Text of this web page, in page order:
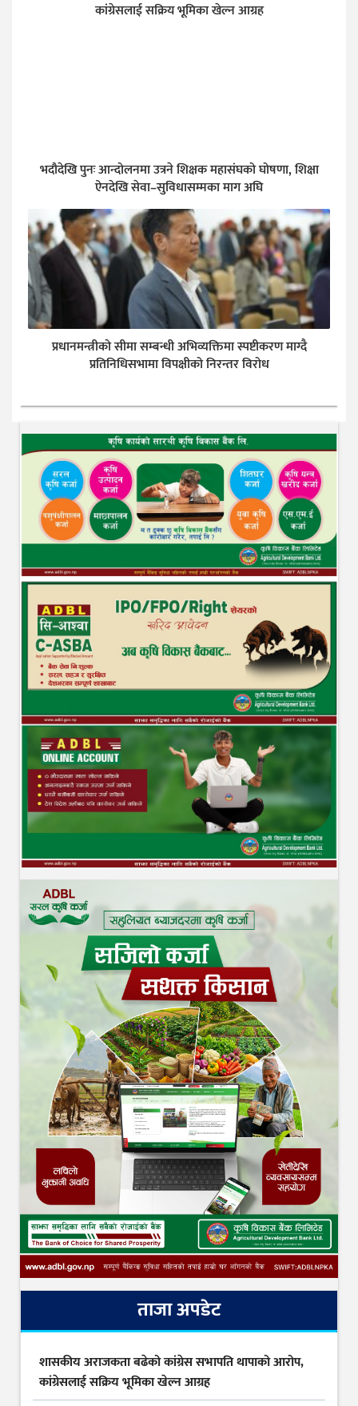
कांग्रेसलाई सक्रिय भूमिका खेल्न आग्रह
भदौदेखि पुनः आन्दोलनमा उत्रने शिक्षक महासंघको घोषणा, शिक्षा
ऐनदेखि सेवा–सुविधासम्मका माग अघि
प्रधानमन्त्रीको सीमा सम्बन्धी अभिव्यक्तिमा स्पष्टीकरण माग्दै
प्रतिनिधिसभामा विपक्षीको निरन्तर विरोध
ताजा अपडेट
शासकीय अराजकता बढेको कांग्रेस सभापति थापाको आरोप,
कांग्रेसलाई सक्रिय भूमिका खेल्न आग्रह